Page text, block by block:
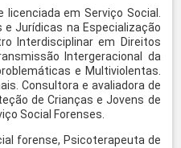
em Serviço Social.
e Jurídicas na Especialização
Interdisciplinar em Direitos
Intergeracional da
e Multiviolentas.
Consultora e avaliadora de
de Crianças e Jovens de
Social Forenses.
forense, Psicoterapeuta de